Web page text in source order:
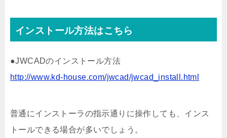
インストール方法はこちら
●JWCADのインストール方法
http://www.kd-house.com/jwcad/jwcad_install.html
普通にインストーラの指示通りに操作しても、インス
トールできる場合が多いでしょう。